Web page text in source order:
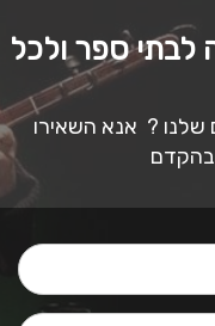
לבתי ספר ולכל
שלנו ? אנא השאירו
בהקדם